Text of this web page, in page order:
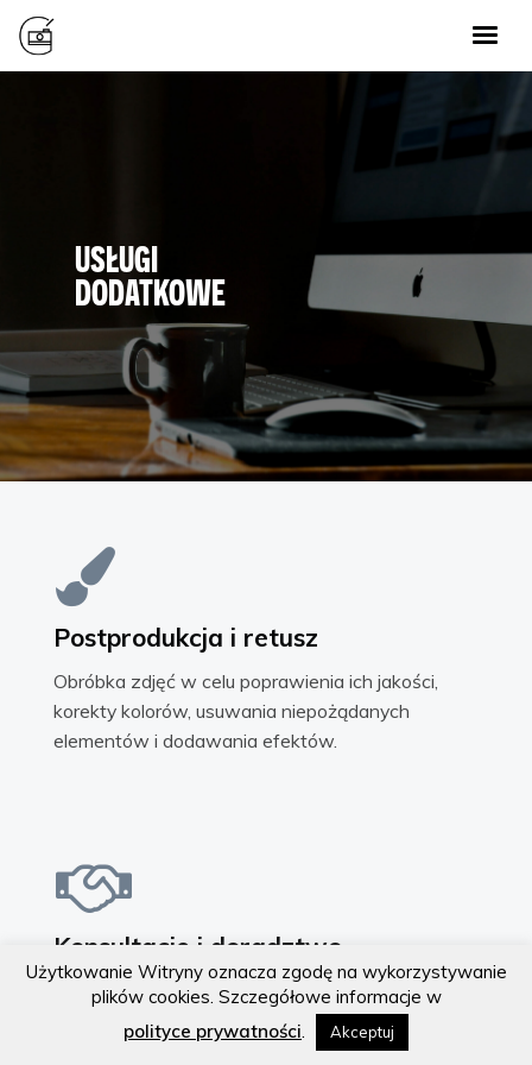
USŁUGI
DODATKOWE
Postprodukcja i retusz
Obróbka zdjęć w celu poprawienia ich jakości,
korekty kolorów, usuwania niepożądanych
elementów i dodawania efektów.
Konsultacje i doradztwo
Pomoc w wyborze najlepszych ujęć oraz
doradztwo w zakresie prezentacji architektury w
materiałach promocyjnych.
Usługi
Facebook
Instagram
Galeria
Polityka prywatności
Kontakt
Użytkowanie Witryny oznacza zgodę na wykorzystywanie
plików cookies. Szczegółowe informacje w
polityce prywatności. Akceptuj